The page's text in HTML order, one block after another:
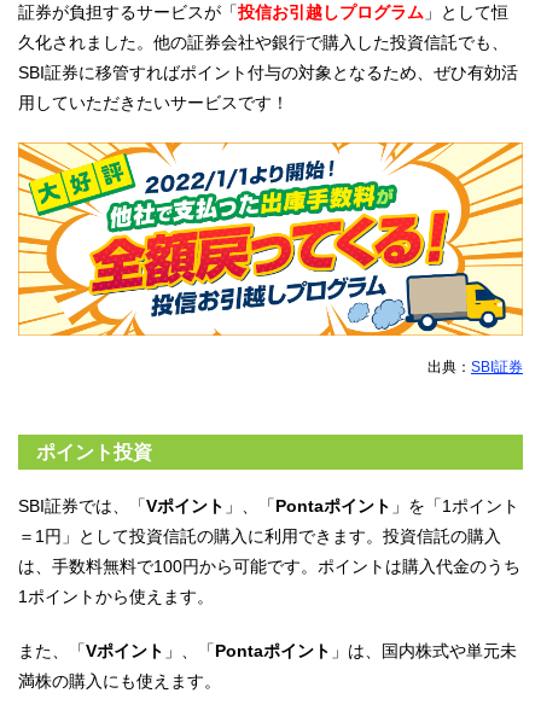
証券が負担するサービスが「投信お引越しプログラム 」として恒
久化されました。他の証券会社や銀行で購入した投資信託でも、
SBI証券に移管すればポイント付与の対象となるため、ぜひ有効活
用していただきたいサービスです！
出典： SBI証券
ポイント投資
SBI証券では、「Vポイント 」、「Pontaポイント 」を「1ポイント
＝1円」として投資信託の購入に利用できます。投資信託の購入
は、手数料無料で100円から可能です。ポイントは購入代金のうち
1ポイントから使えます。
また、「Vポイント 」、「Pontaポイント 」は、国内株式や単元未
満株の購入にも使えます。